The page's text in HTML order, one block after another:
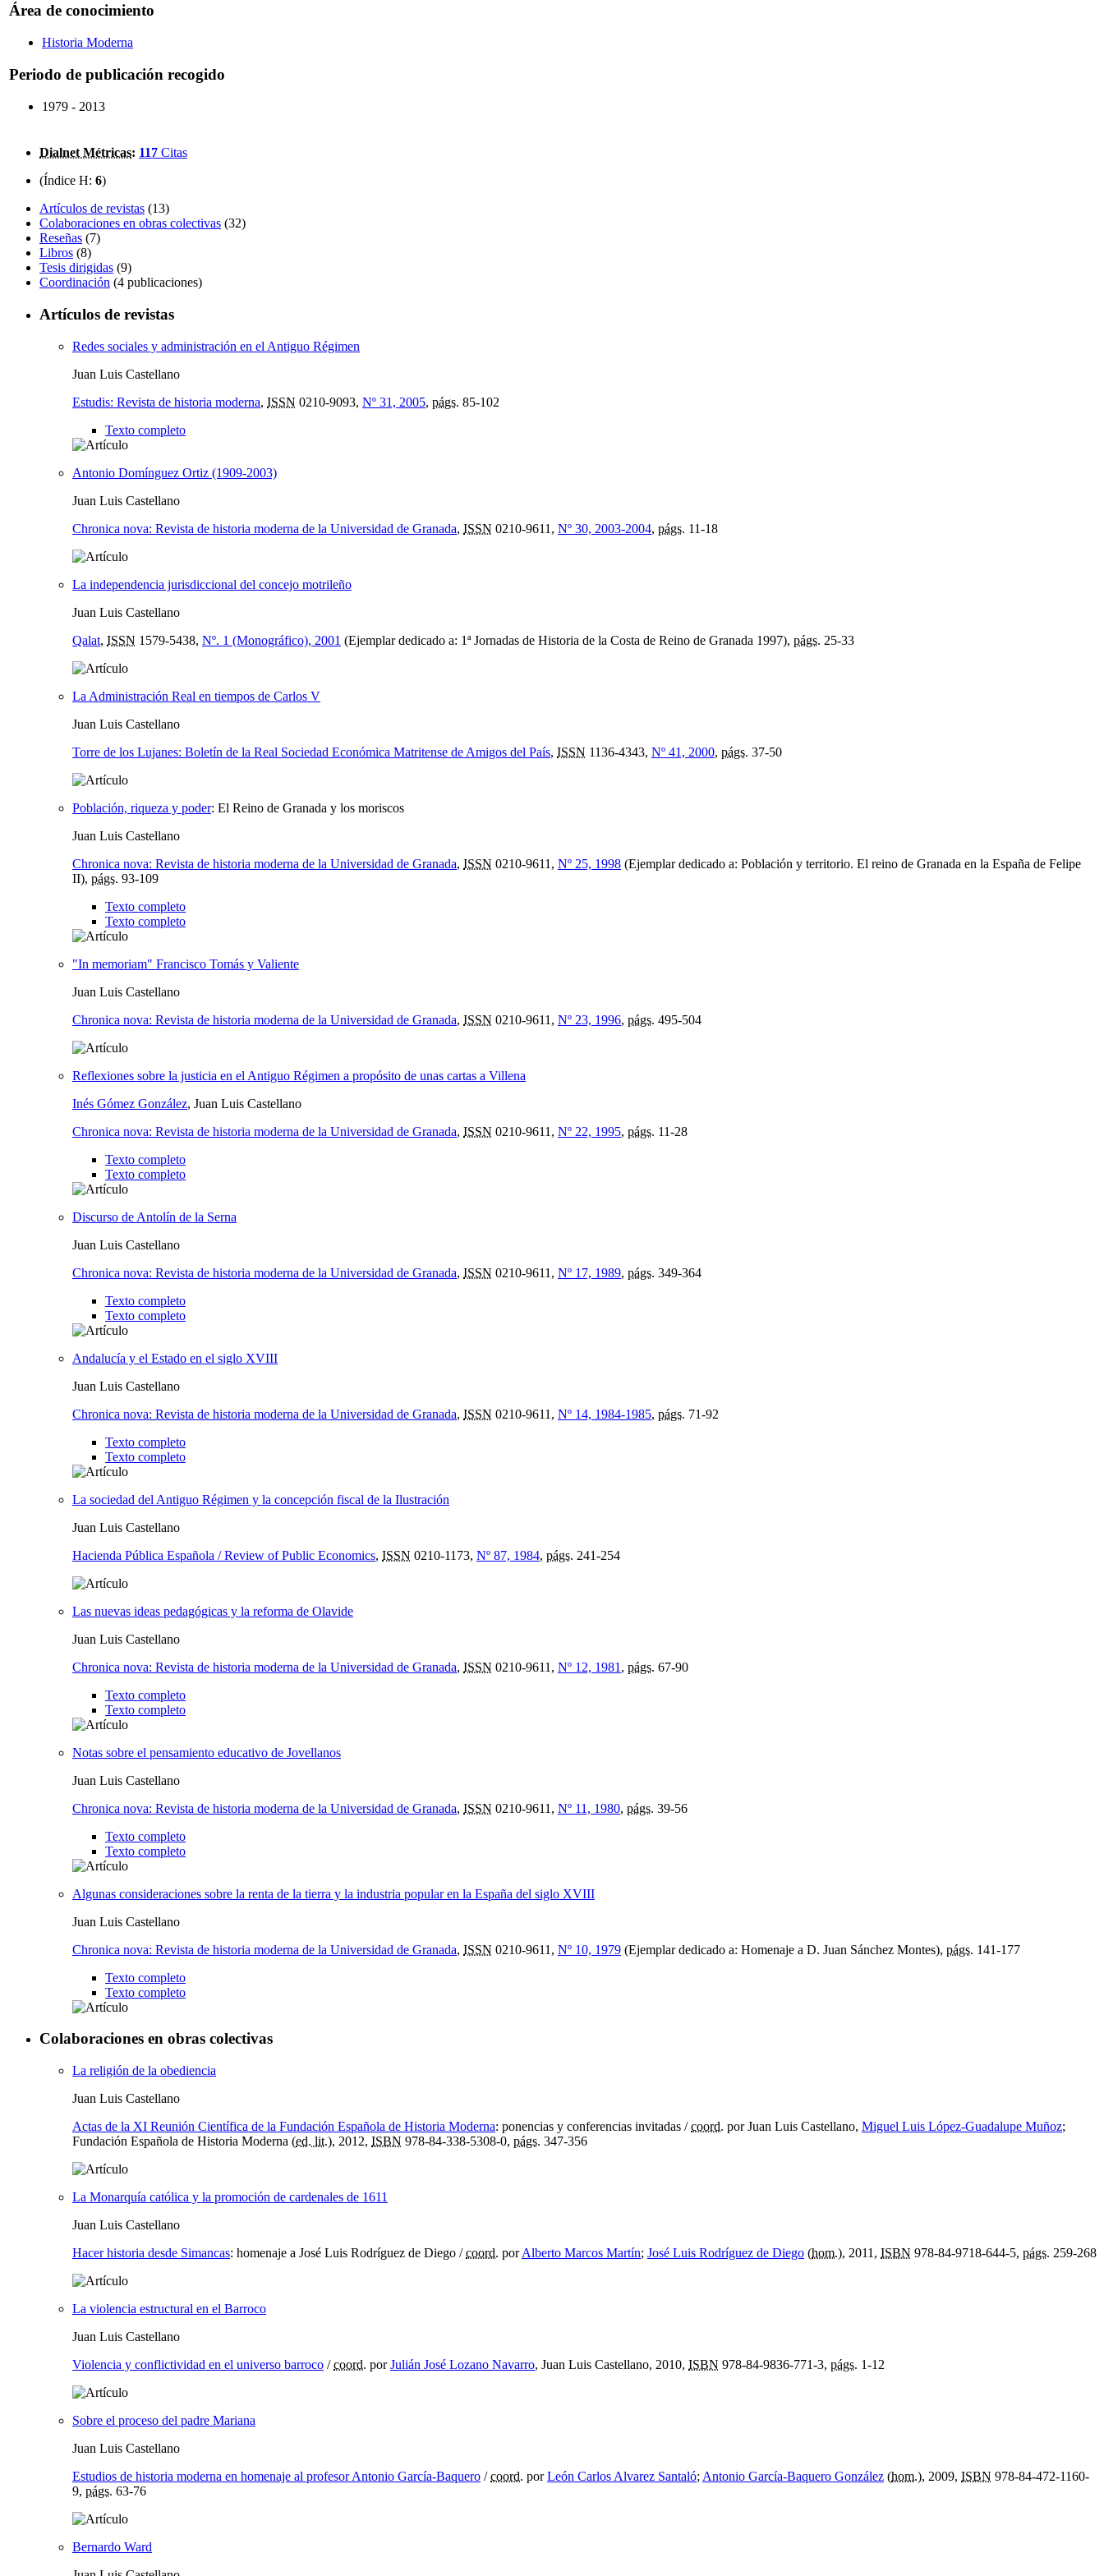
Área de conocimiento
Historia Moderna
Periodo de publicación recogido
1979 - 2013
Dialnet Métricas: 117 Citas
(Índice H: 6)
Artículos de revistas (13)
Colaboraciones en obras colectivas (32)
Reseñas (7)
Libros (8)
Tesis dirigidas (9)
Coordinación (4 publicaciones)
Artículos de revistas
Redes sociales y administración en el Antiguo Régimen
Juan Luis Castellano
Estudis: Revista de historia moderna, ISSN 0210-9093, Nº 31, 2005, págs. 85-102
Texto completo
Antonio Domínguez Ortiz (1909-2003)
Juan Luis Castellano
Chronica nova: Revista de historia moderna de la Universidad de Granada, ISSN 0210-9611, Nº 30, 2003-2004, págs. 11-18
La independencia jurisdiccional del concejo motrileño
Juan Luis Castellano
Qalat, ISSN 1579-5438, Nº. 1 (Monográfico), 2001 (Ejemplar dedicado a: 1ª Jornadas de Historia de la Costa de Reino de Granada 1997), págs. 25-33
La Administración Real en tiempos de Carlos V
Juan Luis Castellano
Torre de los Lujanes: Boletín de la Real Sociedad Económica Matritense de Amigos del País, ISSN 1136-4343, Nº 41, 2000, págs. 37-50
Población, riqueza y poder: El Reino de Granada y los moriscos
Juan Luis Castellano
Chronica nova: Revista de historia moderna de la Universidad de Granada, ISSN 0210-9611, Nº 25, 1998 (Ejemplar dedicado a: Población y territorio. El reino de Granada en la España de Felipe
II), págs. 93-109
Texto completo
Texto completo
"In memoriam" Francisco Tomás y Valiente
Juan Luis Castellano
Chronica nova: Revista de historia moderna de la Universidad de Granada, ISSN 0210-9611, Nº 23, 1996, págs. 495-504
Reflexiones sobre la justicia en el Antiguo Régimen a propósito de unas cartas a Villena
Inés Gómez González, Juan Luis Castellano
Chronica nova: Revista de historia moderna de la Universidad de Granada, ISSN 0210-9611, Nº 22, 1995, págs. 11-28
Texto completo
Texto completo
Discurso de Antolín de la Serna
Juan Luis Castellano
Chronica nova: Revista de historia moderna de la Universidad de Granada, ISSN 0210-9611, Nº 17, 1989, págs. 349-364
Texto completo
Texto completo
Andalucía y el Estado en el siglo XVIII
Juan Luis Castellano
Chronica nova: Revista de historia moderna de la Universidad de Granada, ISSN 0210-9611, Nº 14, 1984-1985, págs. 71-92
Texto completo
Texto completo
La sociedad del Antiguo Régimen y la concepción fiscal de la Ilustración
Juan Luis Castellano
Hacienda Pública Española / Review of Public Economics, ISSN 0210-1173, Nº 87, 1984, págs. 241-254
Las nuevas ideas pedagógicas y la reforma de Olavide
Juan Luis Castellano
Chronica nova: Revista de historia moderna de la Universidad de Granada, ISSN 0210-9611, Nº 12, 1981 , págs. 67-90
Texto completo
Texto completo
Notas sobre el pensamiento educativo de Jovellanos
Juan Luis Castellano
Chronica nova: Revista de historia moderna de la Universidad de Granada, ISSN 0210-9611, Nº 11, 1980, págs. 39-56
Texto completo
Texto completo
Algunas consideraciones sobre la renta de la tierra y la industria popular en la España del siglo XVIII
Juan Luis Castellano
Chronica nova: Revista de historia moderna de la Universidad de Granada, ISSN 0210-9611, Nº 10, 1979 (Ejemplar dedicado a: Homenaje a D. Juan Sánchez Montes), págs. 141-177
Texto completo
Texto completo
Colaboraciones en obras colectivas
La religión de la obediencia
Juan Luis Castellano
Actas de la XI Reunión Científica de la Fundación Española de Historia Moderna: ponencias y conferencias invitadas /coord. por Juan Luis Castellano, Miguel Luis López-Guadalupe Muñoz;
Fundación Española de Historia Moderna (ed. lit.), 2012, ISBN 978-84-338-5308-0, págs. 347-356
La Monarquía católica y la promoción de cardenales de 1611
Juan Luis Castellano
Hacer historia desde Simancas: homenaje a José Luis Rodríguez de Diego /coord. porAlberto Marcos Martín; José Luis Rodríguez de Diego (hom.), 2011, ISBN 978-84-9718-644-5, págs. 259-268
La violencia estructural en el Barroco
Juan Luis Castellano
Violencia y conflictividad en el universo barroco /coord. porJulián José Lozano Navarro, Juan Luis Castellano, 2010, ISBN 978-84-9836-771-3, págs. 1-12
Sobre el proceso del padre Mariana
Juan Luis Castellano
Estudios de historia moderna en homenaje al profesor Antonio García-Baquero /coord. porLeón Carlos Alvarez Santaló; Antonio García-Baquero González (hom.), 2009, ISBN 978-84-472-1160-
9, págs. 63-76
Bernardo Ward